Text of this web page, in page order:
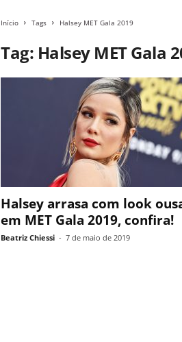
Início Tags Halsey MET Gala 2019
Tag: Halsey MET Gala
Halsey arrasa com look
em MET Gala 2019, confira!
Beatriz Chiessi - 7 de maio de 2019